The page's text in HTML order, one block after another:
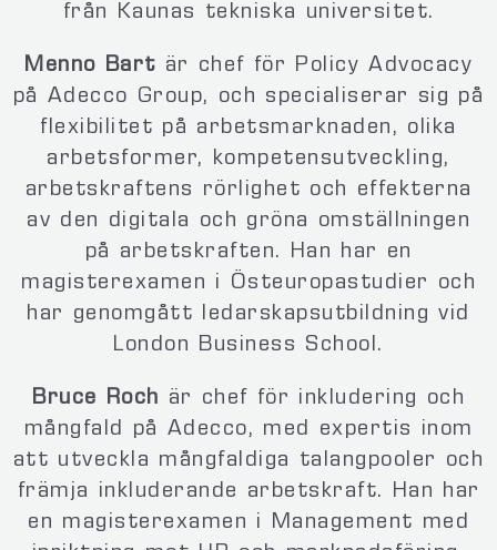
från Kaunas tekniska universitet.
Menno Bart är chef för Policy Advocacy
på Adecco Group, och specialiserar sig på
flexibilitet på arbetsmarknaden, olika
arbetsformer, kompetensutveckling,
arbetskraftens rörlighet och effekterna
av den digitala och gröna omställningen
på arbetskraften. Han har en
magisterexamen i Östeuropastudier och
har genomgått ledarskapsutbildning vid
London Business School.
Bruce Roch är chef för inkludering och
mångfald på Adecco, med expertis inom
att utveckla mångfaldiga talangpooler och
främja inkluderande arbetskraft. Han har
en magisterexamen i Management med